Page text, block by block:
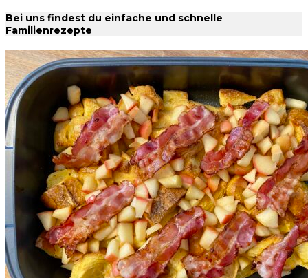
Bei uns findest du einfache und schnelle
Familienrezepte